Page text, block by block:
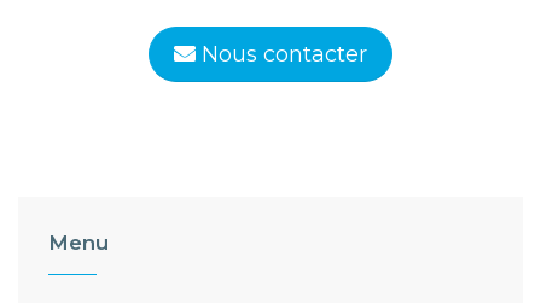
Nous contacter
Menu